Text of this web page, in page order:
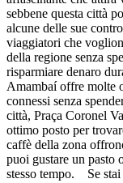
sebbene questa città
alcune delle sue
viaggiatori che
della regione senza
risparmiare denaro
Amambaí offre molte
connessi senza
città, Praça Coronel
ottimo posto per
caffè della zona
puoi gustare un pasto
stesso tempo. Se stai